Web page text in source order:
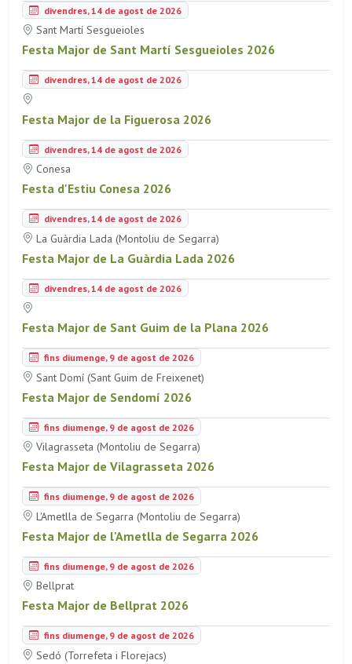
divendres, 14 de agost de 2026
Sant Martí Sesgueioles
Festa Major de Sant Martí Sesgueioles 2026
divendres, 14 de agost de 2026
Festa Major de la Figuerosa 2026
divendres, 14 de agost de 2026
Conesa
Festa d'Estiu Conesa 2026
divendres, 14 de agost de 2026
La Guàrdia Lada (Montoliu de Segarra)
Festa Major de La Guàrdia Lada 2026
divendres, 14 de agost de 2026
Festa Major de Sant Guim de la Plana 2026
fins diumenge, 9 de agost de 2026
Sant Domí (Sant Guim de Freixenet)
Festa Major de Sendomí 2026
fins diumenge, 9 de agost de 2026
Vilagrasseta (Montoliu de Segarra)
Festa Major de Vilagrasseta 2026
fins diumenge, 9 de agost de 2026
L'Ametlla de Segarra (Montoliu de Segarra)
Festa Major de l'Ametlla de Segarra 2026
fins diumenge, 9 de agost de 2026
Bellprat
Festa Major de Bellprat 2026
fins diumenge, 9 de agost de 2026
Sedó (Torrefeta i Florejacs)